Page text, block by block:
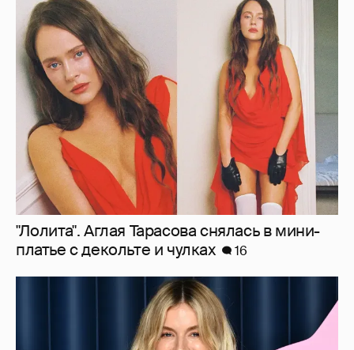
"Лолита". Аглая Тарасова снялась в мини-
платье с декольте и чулках
16
Сиенна Миллер раскрыла пол третьего
ребёнка и показала редкие фото с детьми